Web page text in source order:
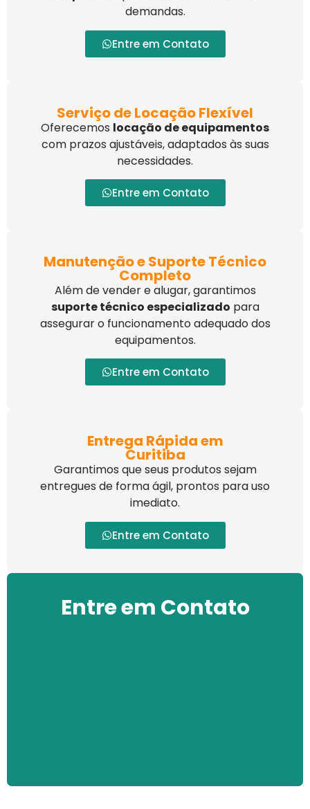
demandas.
Entre em Contato
Serviço de Locação Flexível
Oferecemos locação de equipamentos
com prazos ajustáveis, adaptados às suas
necessidades.
Entre em Contato
Manutenção e Suporte Técnico
Completo
Além de vender e alugar, garantimos
suporte técnico especializado para
assegurar o funcionamento adequado dos
equipamentos.
Entre em Contato
Entrega Rápida em
Curitiba
Garantimos que seus produtos sejam
entregues de forma ágil, prontos para uso
imediato.
Entre em Contato
Entre em Contato